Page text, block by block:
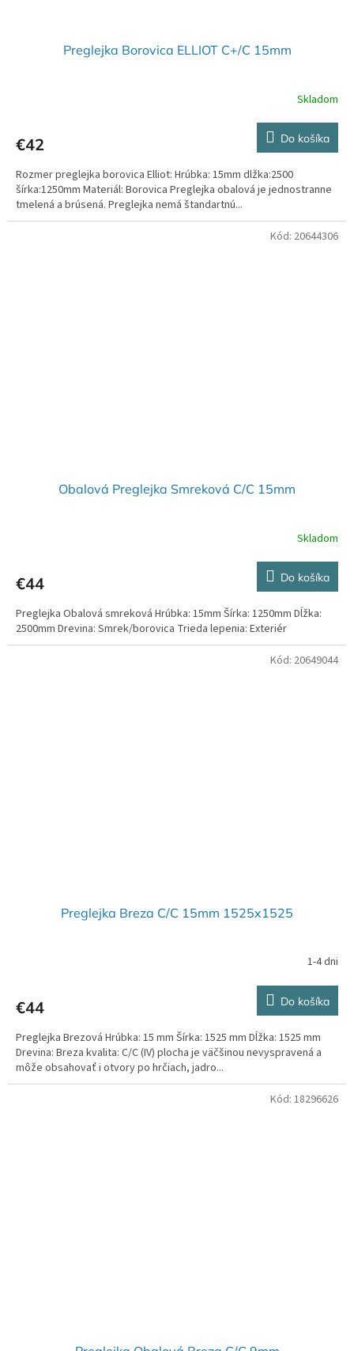
Preglejka Borovica ELLIOT C+/C 15mm
Skladom
€42 Do košíka
Rozmer preglejka borovica Elliot: Hrúbka: 15mm dlžka:2500
šírka:1250mm Materiál: Borovica Preglejka obalová je jednostranne
tmelená a brúsená. Preglejka nemá štandartnú...
Obalová Preglejka Smreková C/C 15mm
Skladom
€44 Do košíka
Preglejka Obalová smreková Hrúbka: 15mm Šírka: 1250mm Dĺžka:
2500mm Drevina: Smrek/borovica Trieda lepenia: Exteriér
Kód: 20644306
Preglejka Breza C/C 15mm 1525x1525
1-4 dni
€44 Do košíka
Preglejka Brezová Hrúbka: 15 mm Šírka: 1525 mm Dĺžka: 1525 mm
Drevina: Breza kvalita: C/C (IV) plocha je väčšinou nevyspravená a
môže obsahovať i otvory po hrčiach, jadro...
Kód: 20649044
Kód: 18296626